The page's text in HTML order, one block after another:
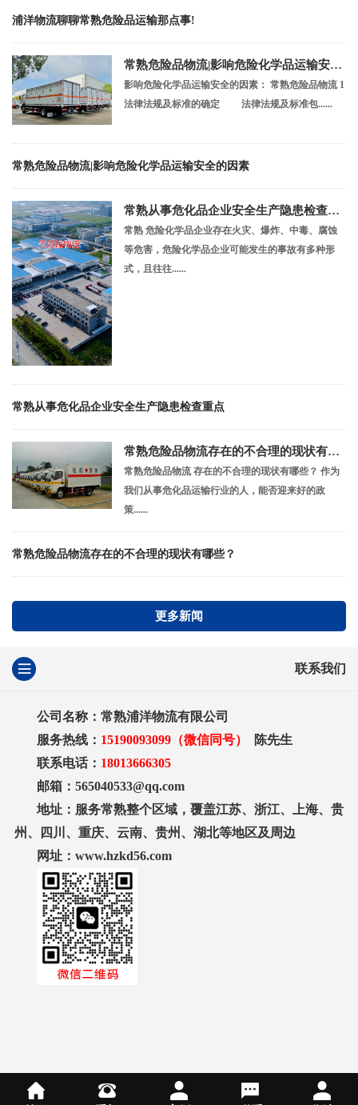
浦洋物流聊聊常熟危险品运输那点事!
常熟危险品物流|影响危险化学品运输安全的因素
影响危险化学品运输安全的因素： 常熟危险品物流 1
法律法规及标准的确定 法律法规及标准包......
常熟危险品物流|影响危险化学品运输安全的因素
常熟从事危化品企业安全生产隐患检查重点
常熟 危险化学品企业存在火灾、爆炸、中毒、腐蚀
等危害，危险化学品企业可能发生的事故有多种形
式，且往往......
常熟从事危化品企业安全生产隐患检查重点
常熟危险品物流存在的不合理的现状有哪些？
常熟危险品物流 存在的不合理的现状有哪些？ 作为
我们从事危化品运输行业的人，能否迎来好的政
策......
常熟危险品物流存在的不合理的现状有哪些？
更多新闻
联系我们
公司名称：常熟浦洋物流有限公司
服务热线： 15190093099（微信同号）
陈先生
联系电话： 18013666305
邮箱：565040533@qq.com
地址：服务常熟整个区域，覆盖江苏、浙江、上海、贵
州、四川、重庆、云南、贵州、湖北等地区及周边
网址：www.hzkd56.com